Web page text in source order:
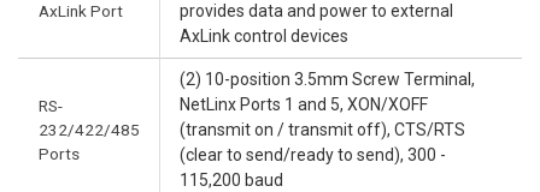
AxLink Port
provides data and power to external
AxLink control devices
RS-
232/422/485
Ports
(2) 10-position 3.5mm Screw Terminal,
NetLinx Ports 1 and 5, XON/XOFF
(transmit on / transmit off), CTS/RTS
(clear to send/ready to send), 300 -
115,200 baud